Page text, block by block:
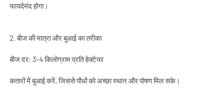
फायदेमंद होगा।
2. बीज की मात्रा और बुआई का तरीका
बीज दर: 3-4 किलोग्राम प्रति हेक्टेयर
कतारों में बुआई करें, जिससे पौधों को अच्छा स्थान और पोषण मिल सके।